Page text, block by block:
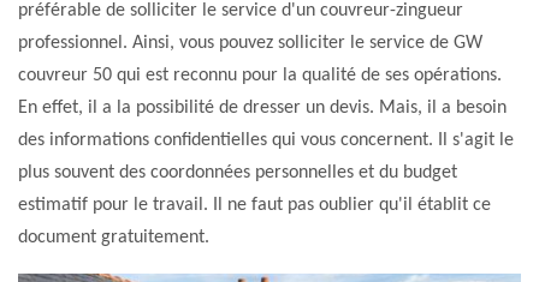
préférable de solliciter le service d'un couvreur-zingueur
professionnel. Ainsi, vous pouvez solliciter le service de GW
couvreur 50 qui est reconnu pour la qualité de ses opérations.
En effet, il a la possibilité de dresser un devis. Mais, il a besoin
des informations confidentielles qui vous concernent. Il s'agit le
plus souvent des coordonnées personnelles et du budget
estimatif pour le travail. Il ne faut pas oublier qu'il établit ce
document gratuitement.